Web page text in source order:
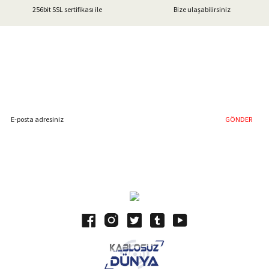
Gönder
256bit SSL sertifikası ile
Bize ulaşabilirsiniz
GÖNDER